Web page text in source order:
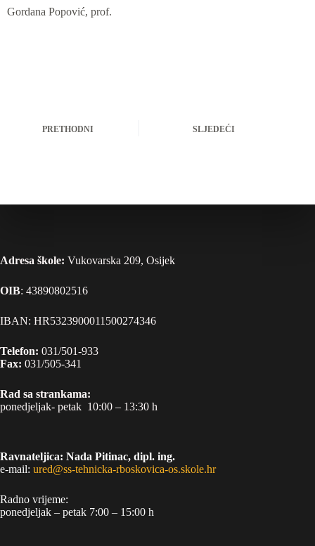
Gordana Popović, prof.
PRETHODNI SLJEDEĆI
Adresa škole: Vukovarska 209, Osijek
OIB: 43890802516
IBAN: HR5323900011500274346
Telefon: 031/501-933
Fax: 031/505-341
Rad sa strankama:
ponedjeljak- petak 10:00 – 13:30 h
Ravnateljica: Nada Pitinac, dipl. ing.
e-mail: ured@ss-tehnicka-rboskovica-os.skole.hr
Radno vrijeme:
ponedjeljak – petak 7:00 – 15:00 h